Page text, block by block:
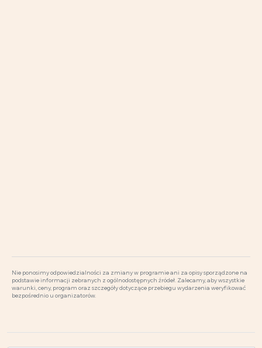
Nie ponosimy odpowiedzialności za zmiany w programie ani za opisy sporządzone na
podstawie informacji zebranych z ogólnodostępnych źródeł. Zalecamy, aby wszystkie
warunki, ceny, program oraz szczegóły dotyczące przebiegu wydarzenia weryfikować
bezpośrednio u organizatorów.